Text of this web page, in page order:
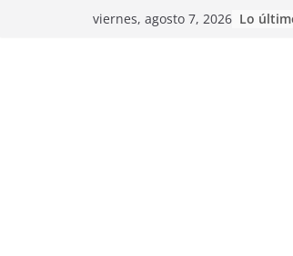
viernes, agosto 7, 2026 Lo